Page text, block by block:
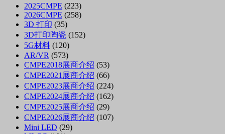
2025CMPE (223)
2026CMPE (258)
3D 打印 (35)
3D打印陶瓷 (152)
5G材料 (120)
AR/VR (573)
CMPE2018展商介绍 (53)
CMPE2021展商介绍 (66)
CMPE2023展商介绍 (224)
CMPE2024展商介绍 (162)
CMPE2025展商介绍 (29)
CMPE2026展商介绍 (107)
Mini LED (29)